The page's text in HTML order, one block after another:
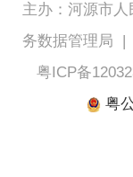
主办：河源市
务数据管理局 |
粤ICP备
粤